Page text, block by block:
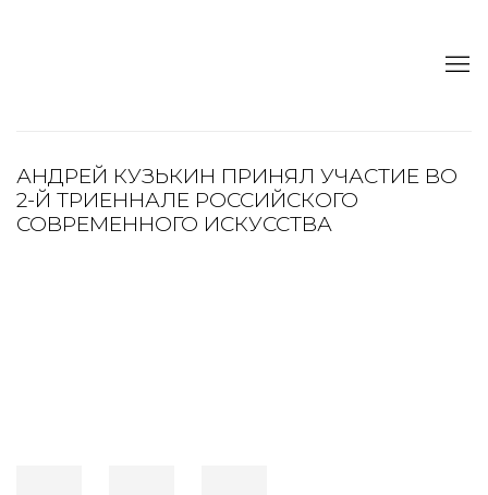
АНДРЕЙ КУЗЬКИН ПРИНЯЛ УЧАСТИЕ ВО
2-Й ТРИЕННАЛЕ РОССИЙСКОГО
СОВРЕМЕННОГО ИСКУССТВА